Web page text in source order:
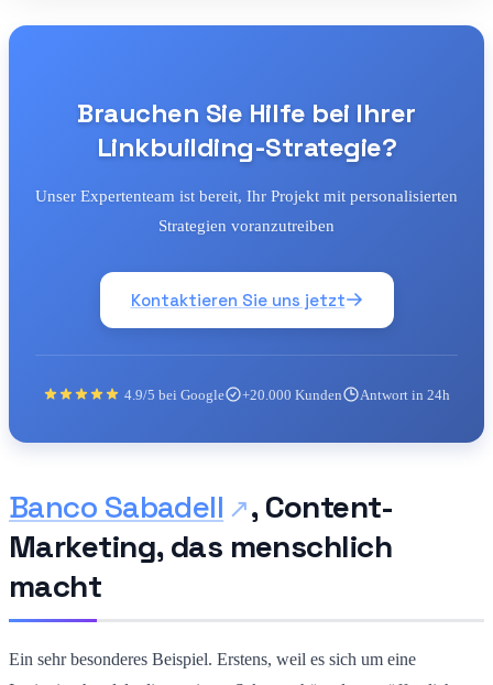
Brauchen Sie Hilfe bei Ihrer
Linkbuilding-Strategie?
Unser Expertenteam ist bereit, Ihr Projekt mit personalisierten
Strategien voranzutreiben
Kontaktieren Sie uns jetzt
4.9/5 bei Google +20.000 Kunden Antwort in 24h
Banco Sabadell
, Content-
Marketing, das menschlich
macht
Ein sehr besonderes Beispiel. Erstens, weil es sich um eine